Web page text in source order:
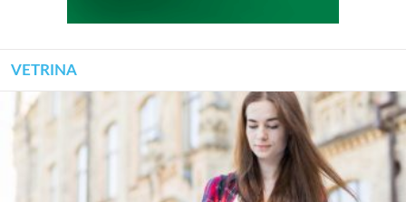
VETRINA